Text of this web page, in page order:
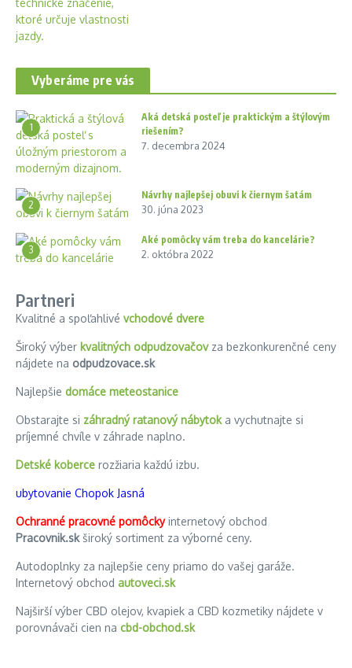
Vyberáme pre vás
1
Aká detská posteľ je praktickým a štýlovým
riešením?
7. decembra 2024
2
Návrhy najlepšej obuvi k čiernym šatám
30. júna 2023
3
Aké pomôcky vám treba do kancelárie?
2. októbra 2022
Partneri
Kvalitné a spoľahlivé vchodové dvere
Široký výber kvalitných odpudzovačovza bezkonkurenčné ceny
nájdete na odpudzovace.sk
Najlepšie domáce meteostanice
Obstarajte si záhradný ratanový nábytoka vychutnajte si
príjemné chvíle v záhrade naplno.
Detské koberce rozžiaria každú izbu.
ubytovanie Chopok Jasná
Ochranné pracovné pomôckyinternetový obchod
Pracovnik.skširoký sortiment za výborné ceny.
Autodoplnky za najlepšie ceny priamo do vašej garáže.
Internetový obchod autoveci.sk
Najširší výber CBD olejov, kvapiek a CBD kozmetiky nájdete v
porovnávači cien na cbd-obchod.sk